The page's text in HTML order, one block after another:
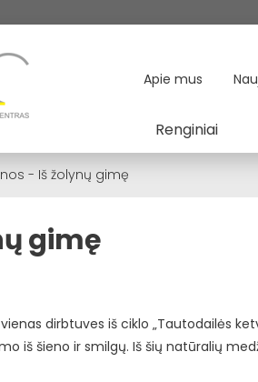
Apie mus
Renginiai
- Iš žolynų gimę
gimę
dirbtuves iš ciklo „Tautodailės
iš šieno ir smilgų. Iš šių natūralių